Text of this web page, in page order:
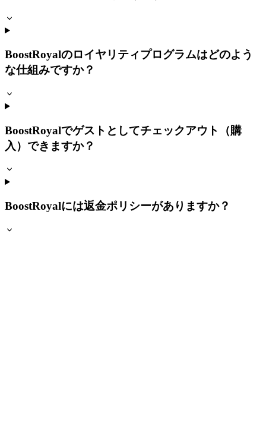
BoostRoyalのロイヤリティプログラムはどのよう
な仕組みですか？
BoostRoyalでゲストとしてチェックアウト（購
入）できますか？
BoostRoyalには返金ポリシーがありますか？